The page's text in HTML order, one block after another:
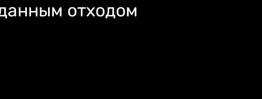
отходом